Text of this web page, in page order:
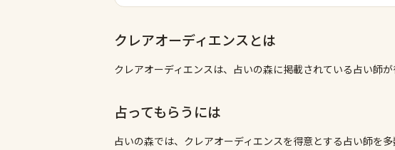
クレアオーディエンス とは
クレアオーディエンスは、占いの森に掲載されている占い師が
占ってもらうには
占いの森では、 クレアオーディエンスを得意とする占い師を